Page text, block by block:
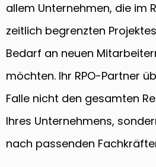
allem Unternehmen, die im
zeitlich begrenzten
Bedarf an neuen
möchten. Ihr RPO-Partner
Falle nicht den gesamten
Ihres Unternehmens,
nach passenden